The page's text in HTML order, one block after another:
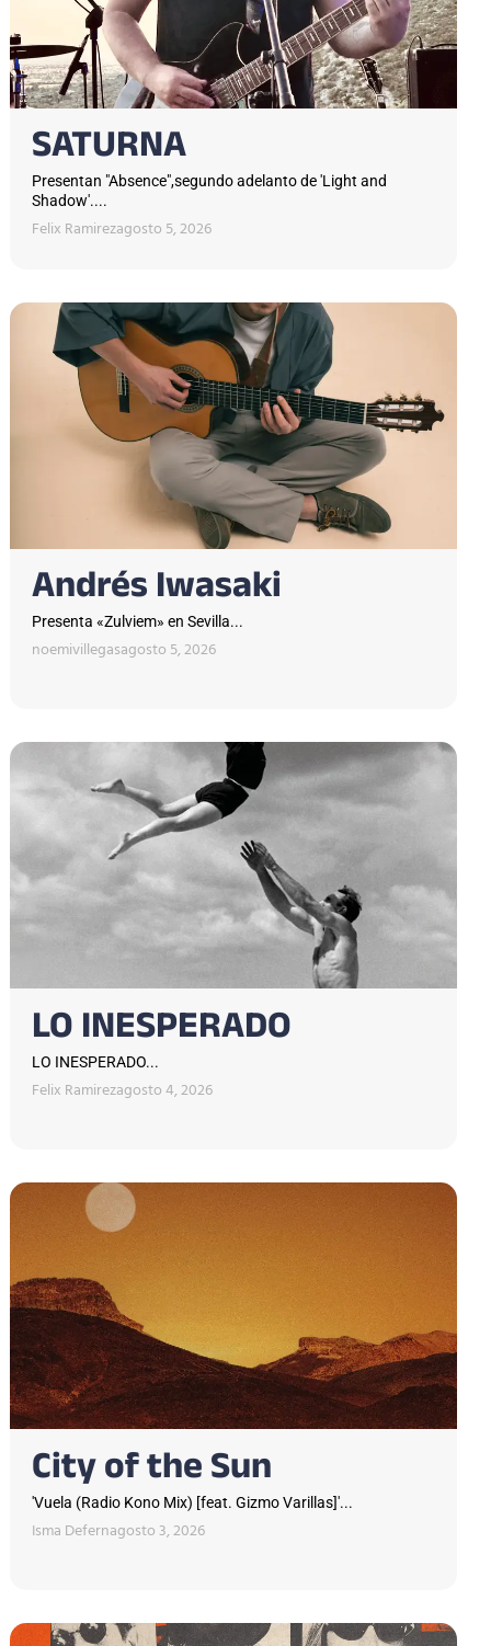
SATURNA
Presentan "Absence",segundo adelanto de 'Light and
Shadow'....
Felix Ramirezagosto 5, 2026
Andrés Iwasaki
Presenta «Zulviem» en Sevilla...
noemivillegasagosto 5, 2026
LO INESPERADO
LO INESPERADO...
Felix Ramirezagosto 4, 2026
City of the Sun
'Vuela (Radio Kono Mix) [feat. Gizmo Varillas]'...
Isma Defernagosto 3, 2026